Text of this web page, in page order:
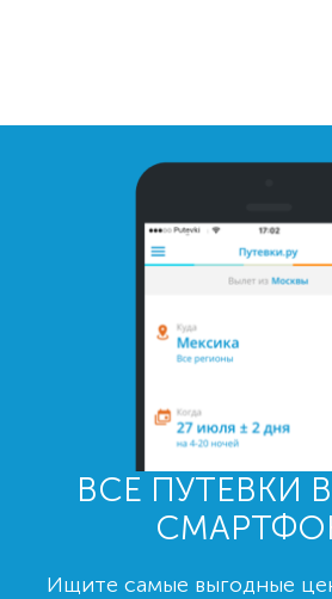
ВСЕ ПУТЕВКИ
Ищите самые выгодные